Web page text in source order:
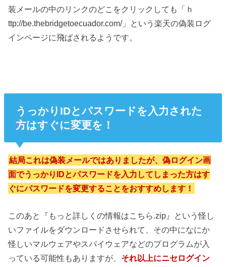
装メールの中のリンクのどこをクリックしても「ｈ
ttp://be.thebridgetoecuador.com/」という楽天の偽装ログ
インページに飛ばされるようです。
うっかりIDとパスワードを入力された
方はすぐに変更を！
結局これは偽装メールではありましたが、偽ログイン画
面でうっかりIDとパスワードを入力してしまった方はす
ぐにパスワードを変更することをおすすめします！
このあと『もっと詳しくの情報はこちら.zip』という怪し
いファイルをダウンロードさせられて、その中になにか
怪しいマルウェアやスパイウェアなどのプログラムが入
っている可能性もありますが、 それ以上にニセログイン